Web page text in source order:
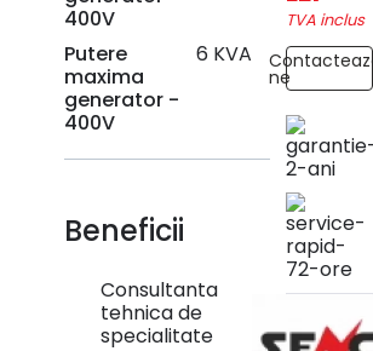
400V
Putere
maxima
generator -
400V
6 KVA
Beneficii
Consultanta
tehnica de
specialitate
TVA inclus
ne